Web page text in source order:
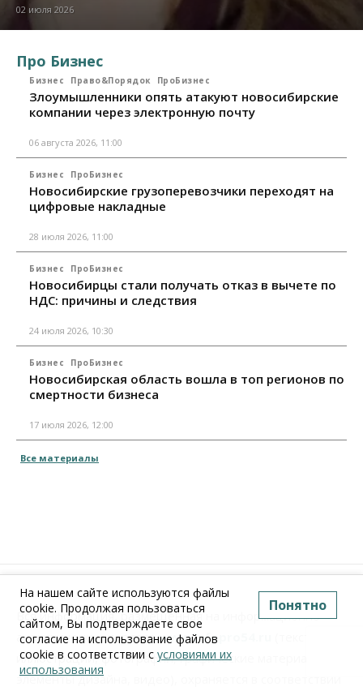
02 июля 2026
Про Бизнес
Бизнес Право&Порядок ПроБизнес
Злоумышленники опять атакуют новосибирские
компании через электронную почту
06 августа 2026, 11:00
Бизнес ПроБизнес
Новосибирские грузоперевозчики переходят на
цифровые накладные
28 июля 2026, 11:00
Бизнес ПроБизнес
Новосибирцы стали получать отказ в вычете по
НДС: причины и следствия
24 июля 2026, 10:30
Бизнес ПроБизнес
Новосибирская область вошла в топ регионов по
смертности бизнеса
17 июля 2026, 12:00
Все материалы
Вся информация, размещенная на информационно-
аналитическом порталеwww.Infopro54.ru
иллюстрации, фотографии, графические материалы,
элементы дизайна, видео), охраняется в соответствии
На нашем сайте используются файлы
cookie. Продолжая пользоваться
сайтом, Вы подтверждаете свое
согласие на использование файлов
cookie в соответствии с условиями их
использования
Понятно